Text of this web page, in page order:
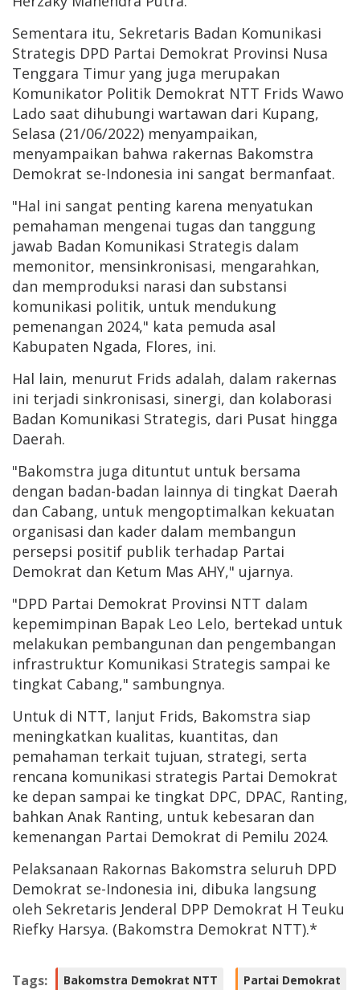
Sementara itu, Sekretaris Badan Komunikasi
Strategis DPD Partai Demokrat Provinsi Nusa
Tenggara Timur yang juga merupakan
Komunikator Politik Demokrat NTT Frids Wawo
Lado saat dihubungi wartawan dari Kupang,
Selasa (21/06/2022) menyampaikan,
menyampaikan bahwa rakernas Bakomstra
Demokrat se-Indonesia ini sangat bermanfaat.
"Hal ini sangat penting karena menyatukan
pemahaman mengenai tugas dan tanggung
jawab Badan Komunikasi Strategis dalam
memonitor, mensinkronisasi, mengarahkan,
dan memproduksi narasi dan substansi
komunikasi politik, untuk mendukung
pemenangan 2024," kata pemuda asal
Kabupaten Ngada, Flores, ini.
Hal lain, menurut Frids adalah, dalam rakernas
ini terjadi sinkronisasi, sinergi, dan kolaborasi
Badan Komunikasi Strategis, dari Pusat hingga
Daerah.
"Bakomstra juga dituntut untuk bersama
dengan badan-badan lainnya di tingkat Daerah
dan Cabang, untuk mengoptimalkan kekuatan
organisasi dan kader dalam membangun
persepsi positif publik terhadap Partai
Demokrat dan Ketum Mas AHY," ujarnya.
"DPD Partai Demokrat Provinsi NTT dalam
kepemimpinan Bapak Leo Lelo, bertekad untuk
melakukan pembangunan dan pengembangan
infrastruktur Komunikasi Strategis sampai ke
tingkat Cabang," sambungnya.
Untuk di NTT, lanjut Frids, Bakomstra siap
meningkatkan kualitas, kuantitas, dan
pemahaman terkait tujuan, strategi, serta
rencana komunikasi strategis Partai Demokrat
ke depan sampai ke tingkat DPC, DPAC, Ranting,
bahkan Anak Ranting, untuk kebesaran dan
kemenangan Partai Demokrat di Pemilu 2024.
Pelaksanaan Rakornas Bakomstra seluruh DPD
Demokrat se-Indonesia ini, dibuka langsung
oleh Sekretaris Jenderal DPP Demokrat H Teuku
Riefky Harsya. (Bakomstra Demokrat NTT).*
Tags: Bakomstra Demokrat NTT Partai Demokrat